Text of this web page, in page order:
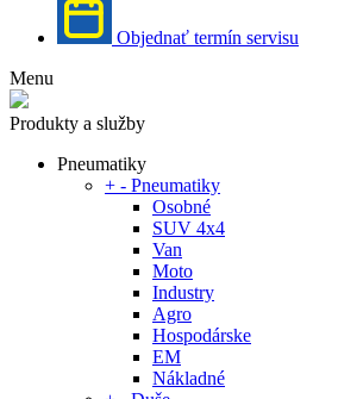
Objednať termín servisu
Menu
Produkty a služby
Pneumatiky
+ - Pneumatiky
Osobné
SUV 4x4
Van
Moto
Industry
Agro
Hospodárske
EM
Nákladné